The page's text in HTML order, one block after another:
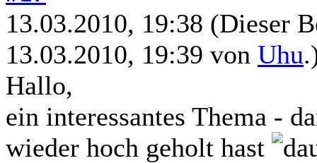
13.03.2010, 19:38 (Dieser
13.03.2010, 19:39 von Uhu
Hallo,
ein interessantes Thema -
wieder hoch geholt hast